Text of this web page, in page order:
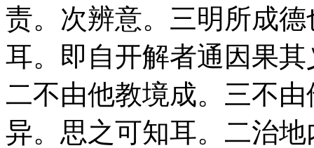
责。次辨意。三明所成
耳。即自开解者通因果
二不由他教境成。三不
异。思之可知耳。二治